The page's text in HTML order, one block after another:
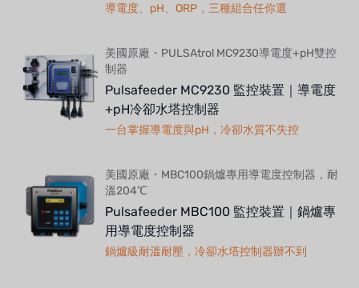
導電度、pH、ORP，三種組合任你選
美國原廠・PULSAtrol MC9230導電度+pH雙控
制器
Pulsafeeder MC9230 監控裝置｜導電度
+pH冷卻水塔控制器
一台掌握導電度與pH，冷卻水質不失控
美國原廠・MBC100鍋爐專用導電度控制器，耐
溫204℃
Pulsafeeder MBC100 監控裝置｜鍋爐專
用導電度控制器
鍋爐級耐溫耐壓，冷卻水塔控制器辦不到